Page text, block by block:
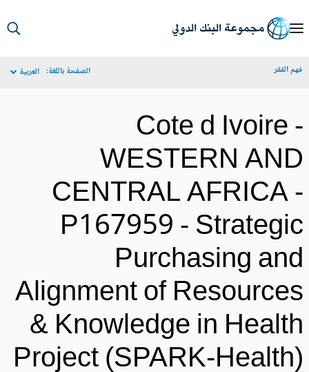
الفقر الصفحة باللغة: العربية
Cote d Ivoire
WESTERN
CENTRAL AFRICA
P167959 -
Purchasing
Alignment of
& Knowledge in
Project (SPARK-